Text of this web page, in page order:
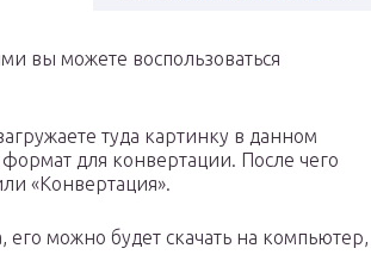
вы можете воспользоваться
туда картинку в данном
для конвертации. После чего
«Конвертация».
можно будет скачать на компьютер,